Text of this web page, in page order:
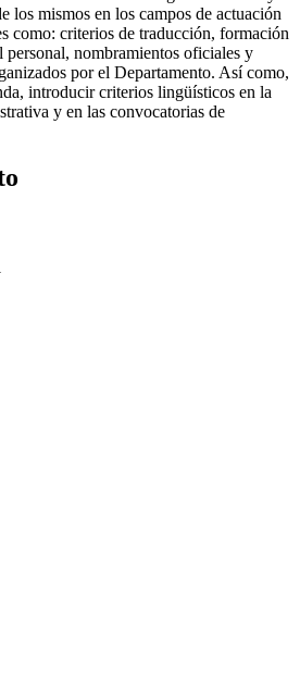
los mismos en los campos de actuación
como: criterios de traducción, formación
personal, nombramientos oficiales y
por el Departamento. Así como,
introducir criterios lingüísticos en la
y en las convocatorias de